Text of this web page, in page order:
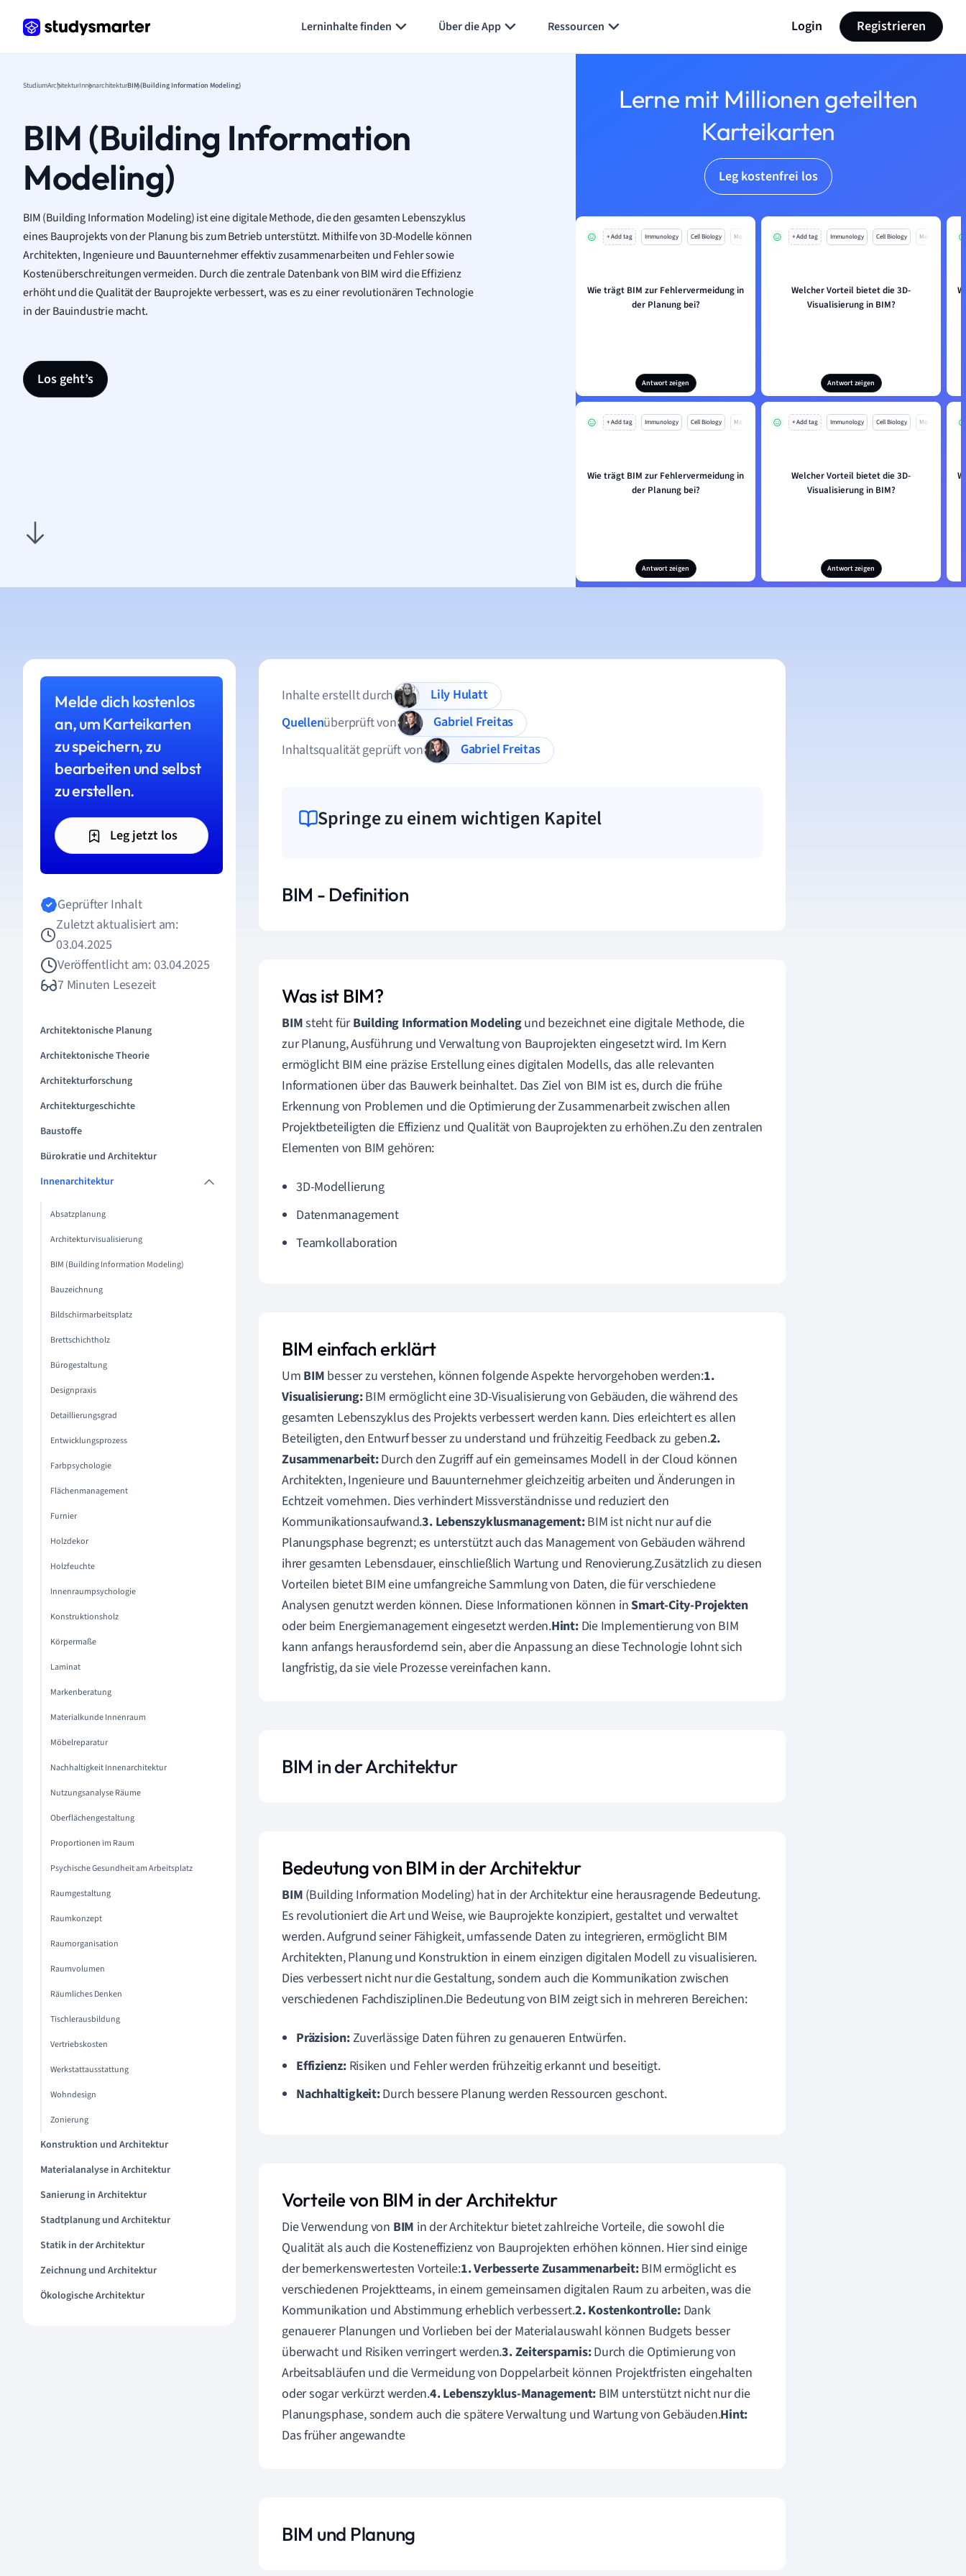
Lerninhalte finden Über die App Ressourcen Login Registrieren
StudiumArchitekturInnenarchitekturBIM (Building Information Modeling)
BIM (Building Information
Modeling)
BIM (Building Information Modeling) ist eine digitale Methode, die den gesamten Lebenszyklus
eines Bauprojekts von der Planung bis zum Betrieb unterstützt. Mithilfe von 3D-Modelle können
Architekten, Ingenieure und Bauunternehmer effektiv zusammenarbeiten und Fehler sowie
Kostenüberschreitungen vermeiden. Durch die zentrale Datenbank von BIM wird die Effizienz
erhöht und die Qualität der Bauprojekte verbessert, was es zu einer revolutionären Technologie
in der Bauindustrie macht.
Los geht’s
Lerne mit Millionen geteilten
Karteikarten
Leg kostenfrei los
+ Add tag Immunology Cell Biology Mo
Wie trägt BIM zur Fehlervermeidung in
der Planung bei?
Antwort zeigen
+ Add tag Immunology Cell Biology Mo
Welcher Vorteil bietet die 3D-
Visualisierung in BIM?
Antwort zeigen
+ Add tag Immunology Cell Biology Mo
Wie trägt BIM zur Fehlervermeidung in
der Planung bei?
Antwort zeigen
+ Add tag Immunology Cell Biology Mo
Welcher Vorteil bietet die 3D-
Visualisierung in BIM?
Antwort zeigen
Melde dich kostenlos
an, um Karteikarten
zu speichern, zu
bearbeiten und selbst
zu erstellen.
Leg jetzt los
Geprüfter Inhalt
Zuletzt aktualisiert am:
03.04.2025
Veröffentlicht am: 03.04.2025
7 Minuten Lesezeit
Architektonische Planung
Architektonische Theorie
Architekturforschung
Architekturgeschichte
Baustoffe
Bürokratie und Architektur
Innenarchitektur
Absatzplanung
Architekturvisualisierung
BIM (Building Information Modeling)
Bauzeichnung
Bildschirmarbeitsplatz
Brettschichtholz
Bürogestaltung
Designpraxis
Detaillierungsgrad
Entwicklungsprozess
Farbpsychologie
Flächenmanagement
Furnier
Holzdekor
Holzfeuchte
Innenraumpsychologie
Konstruktionsholz
Körpermaße
Laminat
Markenberatung
Materialkunde Innenraum
Möbelreparatur
Nachhaltigkeit Innenarchitektur
Nutzungsanalyse Räume
Oberflächengestaltung
Proportionen im Raum
Psychische Gesundheit am Arbeitsplatz
Raumgestaltung
Raumkonzept
Raumorganisation
Raumvolumen
Räumliches Denken
Tischlerausbildung
Vertriebskosten
Werkstattausstattung
Wohndesign
Zonierung
Konstruktion und Architektur
Materialanalyse in Architektur
Sanierung in Architektur
Stadtplanung und Architektur
Statik in der Architektur
Zeichnung und Architektur
Ökologische Architektur
Inhalte erstellt durch
Lily Hulatt
Quellenüberprüft von
Gabriel Freitas
Inhaltsqualität geprüft von
Gabriel Freitas
Springe zu einem wichtigen Kapitel
BIM - Definition
Was ist BIM?
BIMsteht fürBuilding Information Modelingund bezeichnet eine digitale Methode, die
zur Planung, Ausführung und Verwaltung von Bauprojekten eingesetzt wird. Im Kern
ermöglicht BIM eine präzise Erstellung eines digitalen Modells, das alle relevanten
Informationen über das Bauwerk beinhaltet. Das Ziel von BIM ist es, durch die frühe
Erkennung von Problemen und die Optimierung der Zusammenarbeit zwischen allen
Projektbeteiligten die Effizienz und Qualität von Bauprojekten zu erhöhen.Zu den zentralen
Elementen von BIM gehören:
3D-Modellierung
Datenmanagement
Teamkollaboration
BIM einfach erklärt
Um BIM besser zu verstehen, können folgende Aspekte hervorgehoben werden:1.
Visualisierung:BIM ermöglicht eine 3D-Visualisierung von Gebäuden, die während des
gesamten Lebenszyklus des Projekts verbessert werden kann. Dies erleichtert es allen
Beteiligten, den Entwurf besser zu understand und frühzeitig Feedback zu geben.2.
Zusammenarbeit:Durch den Zugriff auf ein gemeinsames Modell in der Cloud können
Architekten, Ingenieure und Bauunternehmer gleichzeitig arbeiten und Änderungen in
Echtzeit vornehmen. Dies verhindert Missverständnisse und reduziert den
Kommunikationsaufwand.3. Lebenszyklusmanagement:BIM ist nicht nur auf die
Planungsphase begrenzt; es unterstützt auch das Management von Gebäuden während
ihrer gesamten Lebensdauer, einschließlich Wartung und Renovierung.Zusätzlich zu diesen
Vorteilen bietet BIM eine umfangreiche Sammlung von Daten, die für verschiedene
Analysen genutzt werden können. Diese Informationen können inSmart-City-Projekten
oder beim Energiemanagement eingesetzt werden.Hint:Die Implementierung von BIM
kann anfangs herausfordernd sein, aber die Anpassung an diese Technologie lohnt sich
langfristig, da sie viele Prozesse vereinfachen kann.
BIM in der Architektur
Bedeutung von BIM in der Architektur
BIM (Building Information Modeling) hat in der Architektur eine herausragende Bedeutung.
Es revolutioniert die Art und Weise, wie Bauprojekte konzipiert, gestaltet und verwaltet
werden. Aufgrund seiner Fähigkeit, umfassende Daten zu integrieren, ermöglicht BIM
Architekten, Planung und Konstruktion in einem einzigen digitalen Modell zu visualisieren.
Dies verbessert nicht nur die Gestaltung, sondern auch die Kommunikation zwischen
verschiedenen Fachdisziplinen.Die Bedeutung von BIM zeigt sich in mehreren Bereichen:
Präzision:Zuverlässige Daten führen zu genaueren Entwürfen.
Effizienz:Risiken und Fehler werden frühzeitig erkannt und beseitigt.
Nachhaltigkeit:Durch bessere Planung werden Ressourcen geschont.
Vorteile von BIM in der Architektur
Die Verwendung von BIM in der Architektur bietet zahlreiche Vorteile, die sowohl die
Qualität als auch die Kosteneffizienz von Bauprojekten erhöhen können. Hier sind einige
der bemerkenswertesten Vorteile:1. Verbesserte Zusammenarbeit:BIM ermöglicht es
verschiedenen Projektteams, in einem gemeinsamen digitalen Raum zu arbeiten, was die
Kommunikation und Abstimmung erheblich verbessert.2. Kostenkontrolle:Dank
genauerer Planungen und Vorlieben bei der Materialauswahl können Budgets besser
überwacht und Risiken verringert werden.3. Zeitersparnis:Durch die Optimierung von
Arbeitsabläufen und die Vermeidung von Doppelarbeit können Projektfristen eingehalten
oder sogar verkürzt werden.4. Lebenszyklus-Management: BIM unterstützt nicht nur die
Planungsphase, sondern auch die spätere Verwaltung und Wartung von Gebäuden.Hint:
Das früher angewandte
BIM und Planung